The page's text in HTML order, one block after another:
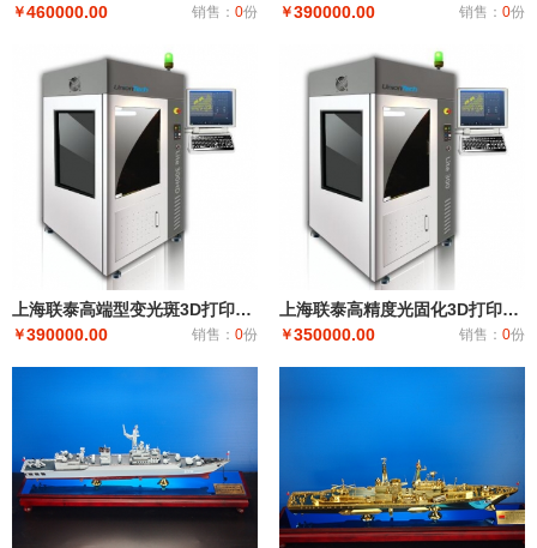
￥460000.00 销售： 0份 ￥390000.00 销售： 0份
上海联泰高端型变光斑3D打印机Lite300HD
￥390000.00 销售： 0份
上海联泰高精度光固化3D打印机Lite300
￥350000.00 销售： 0份